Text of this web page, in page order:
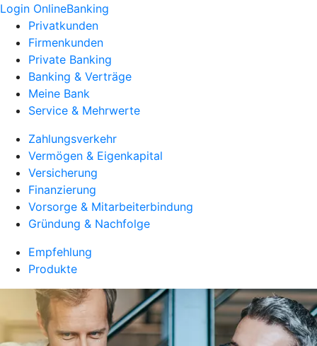
Login OnlineBanking
Privatkunden
Firmenkunden
Private Banking
Banking & Verträge
Meine Bank
Service & Mehrwerte
Zahlungsverkehr
Vermögen & Eigenkapital
Versicherung
Finanzierung
Vorsorge & Mitarbeiterbindung
Gründung & Nachfolge
Empfehlung
Produkte